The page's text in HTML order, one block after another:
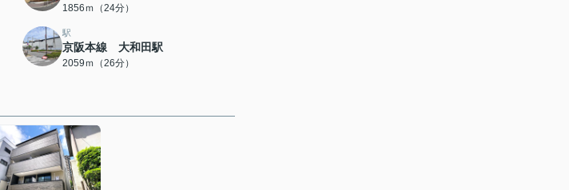
1856ｍ（24分）
駅
京阪本線 大和田駅
2059ｍ（26分）